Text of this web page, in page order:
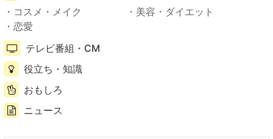
コスメ・メイク
美容・ダイエット
恋愛
テレビ番組・CM
役立ち・知識
おもしろ
ニュース